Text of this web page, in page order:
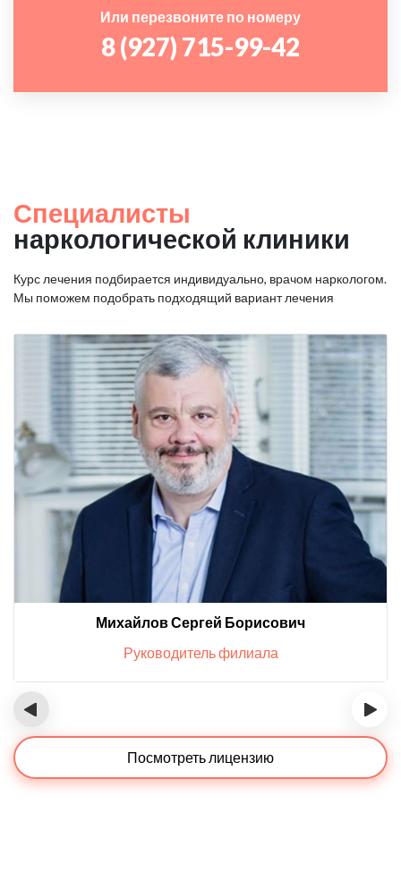
Или перезвоните по номеру
8 (927) 715-99-42
Специалисты
наркологической клиники
Курс лечения подбирается индивидуально, врачом наркологом.
Мы поможем подобрать подходящий вариант лечения
Михайлов Сергей Борисович
Руководитель филиала
‹ ›
Посмотреть лицензию